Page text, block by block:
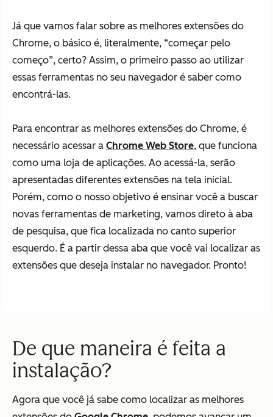
Já que vamos falar sobre as melhores extensões do
Chrome, o básico é, literalmente, “começar pelo
começo”, certo? Assim, o primeiro passo ao utilizar
essas ferramentas no seu navegador é saber como
encontrá-las.
Para encontrar as melhores extensões do Chrome, é
necessário acessar a Chrome Web Store, que funciona
como uma loja de aplicações. Ao acessá-la, serão
apresentadas diferentes extensões na tela inicial.
Porém, como o nosso objetivo é ensinar você a buscar
novas ferramentas de marketing, vamos direto à aba
de pesquisa, que fica localizada no canto superior
esquerdo. É a partir dessa aba que você vai localizar as
extensões que deseja instalar no navegador. Pronto!
De que maneira é feita a
instalação?
Agora que você já sabe como localizar as melhores